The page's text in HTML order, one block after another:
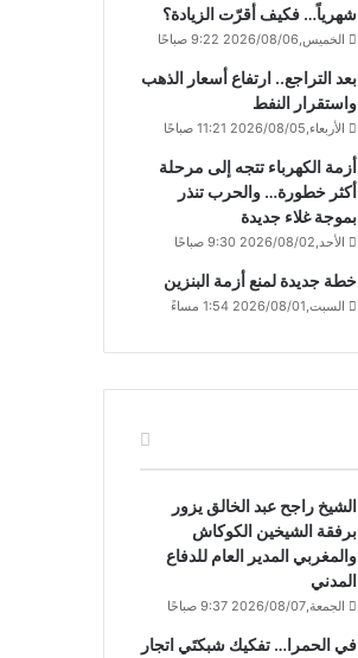
شهرياً… فكيف أقرّت الزيادة؟
الخميس,2026/08/06 9:22 صباحًا
بعد التراجع.. ارتفاع أسعار الذهب
واستقرار النفط
الأربعاء,2026/08/05 11:21 صباحًا
أزمة الكهرباء تتجه إلى مرحلة
أكثر خطورة… والحرب تنذر
بموجة غلاء جديدة
الأحد,2026/08/02 9:30 صباحًا
خطة جديدة لمنع أزمة البنزين
السبت,2026/08/01 1:54 مساءً
الشيخ راجح عبد الخالق يزور
برفقة الشيخين الكوكاش
والمغربي المدير العام للدفاع
المدني
الجمعة,2026/08/07 9:37 صباحًا
في الحمرا… تفكيك شبكتَي اتجار